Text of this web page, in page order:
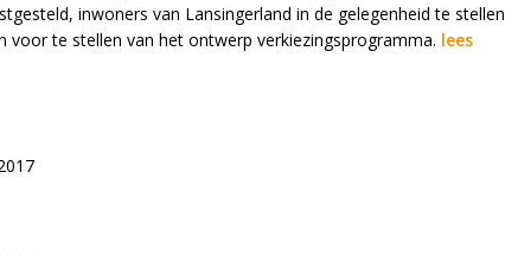
inwoners van Lansingerland in de gelegenheid te stellen
te stellen van het ontwerp verkiezingsprogramma. lees